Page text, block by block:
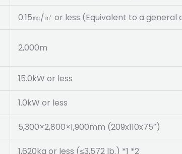
0.15㎎/㎥ or less (Equivalent to a
2,000m
15.0kW or less
1.0kW or less
5,300×2,800×1,900mm (209x110x75″)
1,620kg or less (≤3,572 lb.) *1 *2